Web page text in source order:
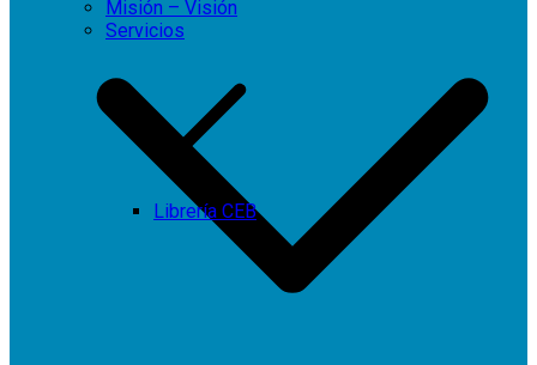
Misión – Visión
Servicios
Librería CEB